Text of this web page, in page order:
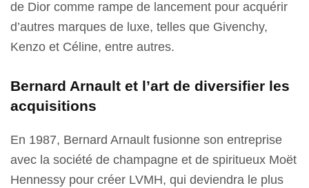
de Dior comme rampe de lancement pour acquérir
d’autres marques de luxe, telles que Givenchy,
Kenzo et Céline, entre autres.
Bernard Arnault et l’art de diversifier les
acquisitions
En 1987, Bernard Arnault fusionne son entreprise
avec la société de champagne et de spiritueux Moët
Hennessy pour créer LVMH, qui deviendra le plus